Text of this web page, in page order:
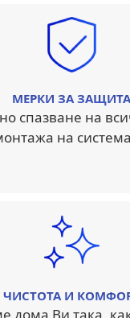
МЕРКИ ЗА ЗАЩИТА
спазване на
на
ЧИСТОТА И
дома Ви така,